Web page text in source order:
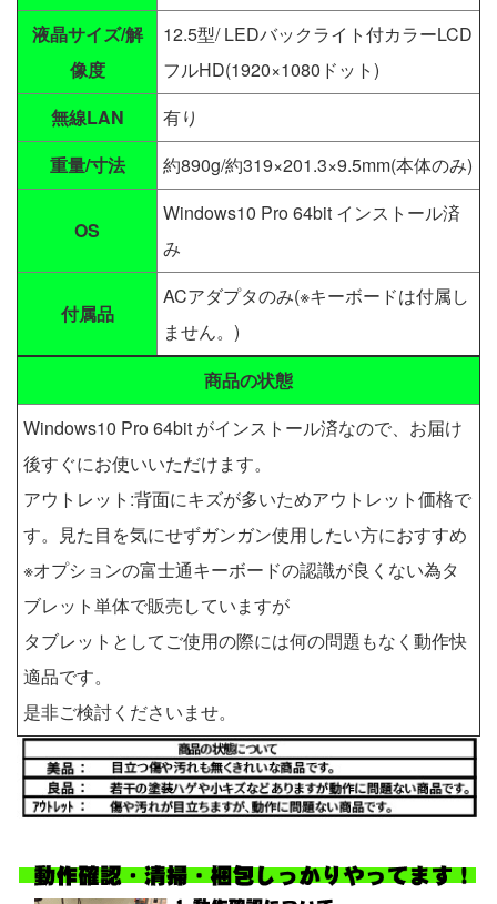
液晶サイズ/解
像度
12.5型/ LEDバックライト付カラーLCD
フルHD(1920×1080ドット)
無線LAN
有り
重量/寸法
約890g/約319×201.3×9.5mm(本体のみ)
OS
Windows10 Pro 64bit インストール済
み
付属品
ACアダプタのみ(※キーボードは付属し
ません。)
商品の状態
Windows10 Pro 64bit がインストール済なので、お届け
後すぐにお使いいただけます。
アウトレット:背面にキズが多いためアウトレット価格で
す。見た目を気にせずガンガン使用したい方におすすめ
※オプションの富士通キーボードの認識が良くない為タ
ブレット単体で販売していますが
タブレットとしてご使用の際には何の問題もなく動作快
適品です。
是非ご検討くださいませ。